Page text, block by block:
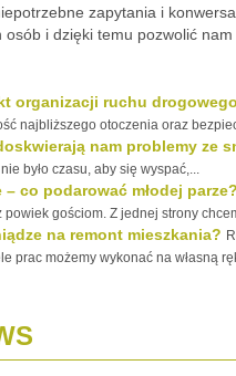
zapytania i
i dzięki temu pozwolić
organizacji ruchu
najbliższego otoczenia oraz
nam problemy ze
było czasu, aby się wyspać,...
co podarować młodej parze?
powiek gościom. Z jednej strony
na remont mieszkania?
prac możemy wykonać na własną